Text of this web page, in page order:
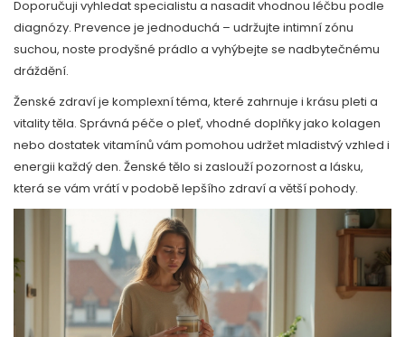
Doporučuji vyhledat specialistu a nasadit vhodnou léčbu podle
diagnózy. Prevence je jednoduchá – udržujte intimní zónu
suchou, noste prodyšné prádlo a vyhýbejte se nadbytečnému
dráždění.
Ženské zdraví je komplexní téma, které zahrnuje i krásu pleti a
vitality těla. Správná péče o pleť, vhodné doplňky jako kolagen
nebo dostatek vitamínů vám pomohou udržet mladistvý vzhled i
energii každý den. Ženské tělo si zaslouží pozornost a lásku,
která se vám vrátí v podobě lepšího zdraví a větší pohody.